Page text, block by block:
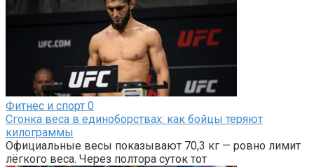
Фитнес и спорт 0
Сгонка веса в единоборствах: как бойцы теряют
килограммы
Официальные весы показывают 70,3 кг — ровно лимит
лёгкого веса. Через полтора суток тот